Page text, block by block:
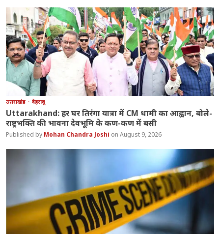
उत्तराखंड देहरादून
Uttarakhand: हर घर तिरंगा यात्रा में CM धामी का आह्वान, बोले-
राष्ट्रभक्ति की भावना देवभूमि के कण-कण में बसी
Mohan Chandra Joshi August 9, 2026